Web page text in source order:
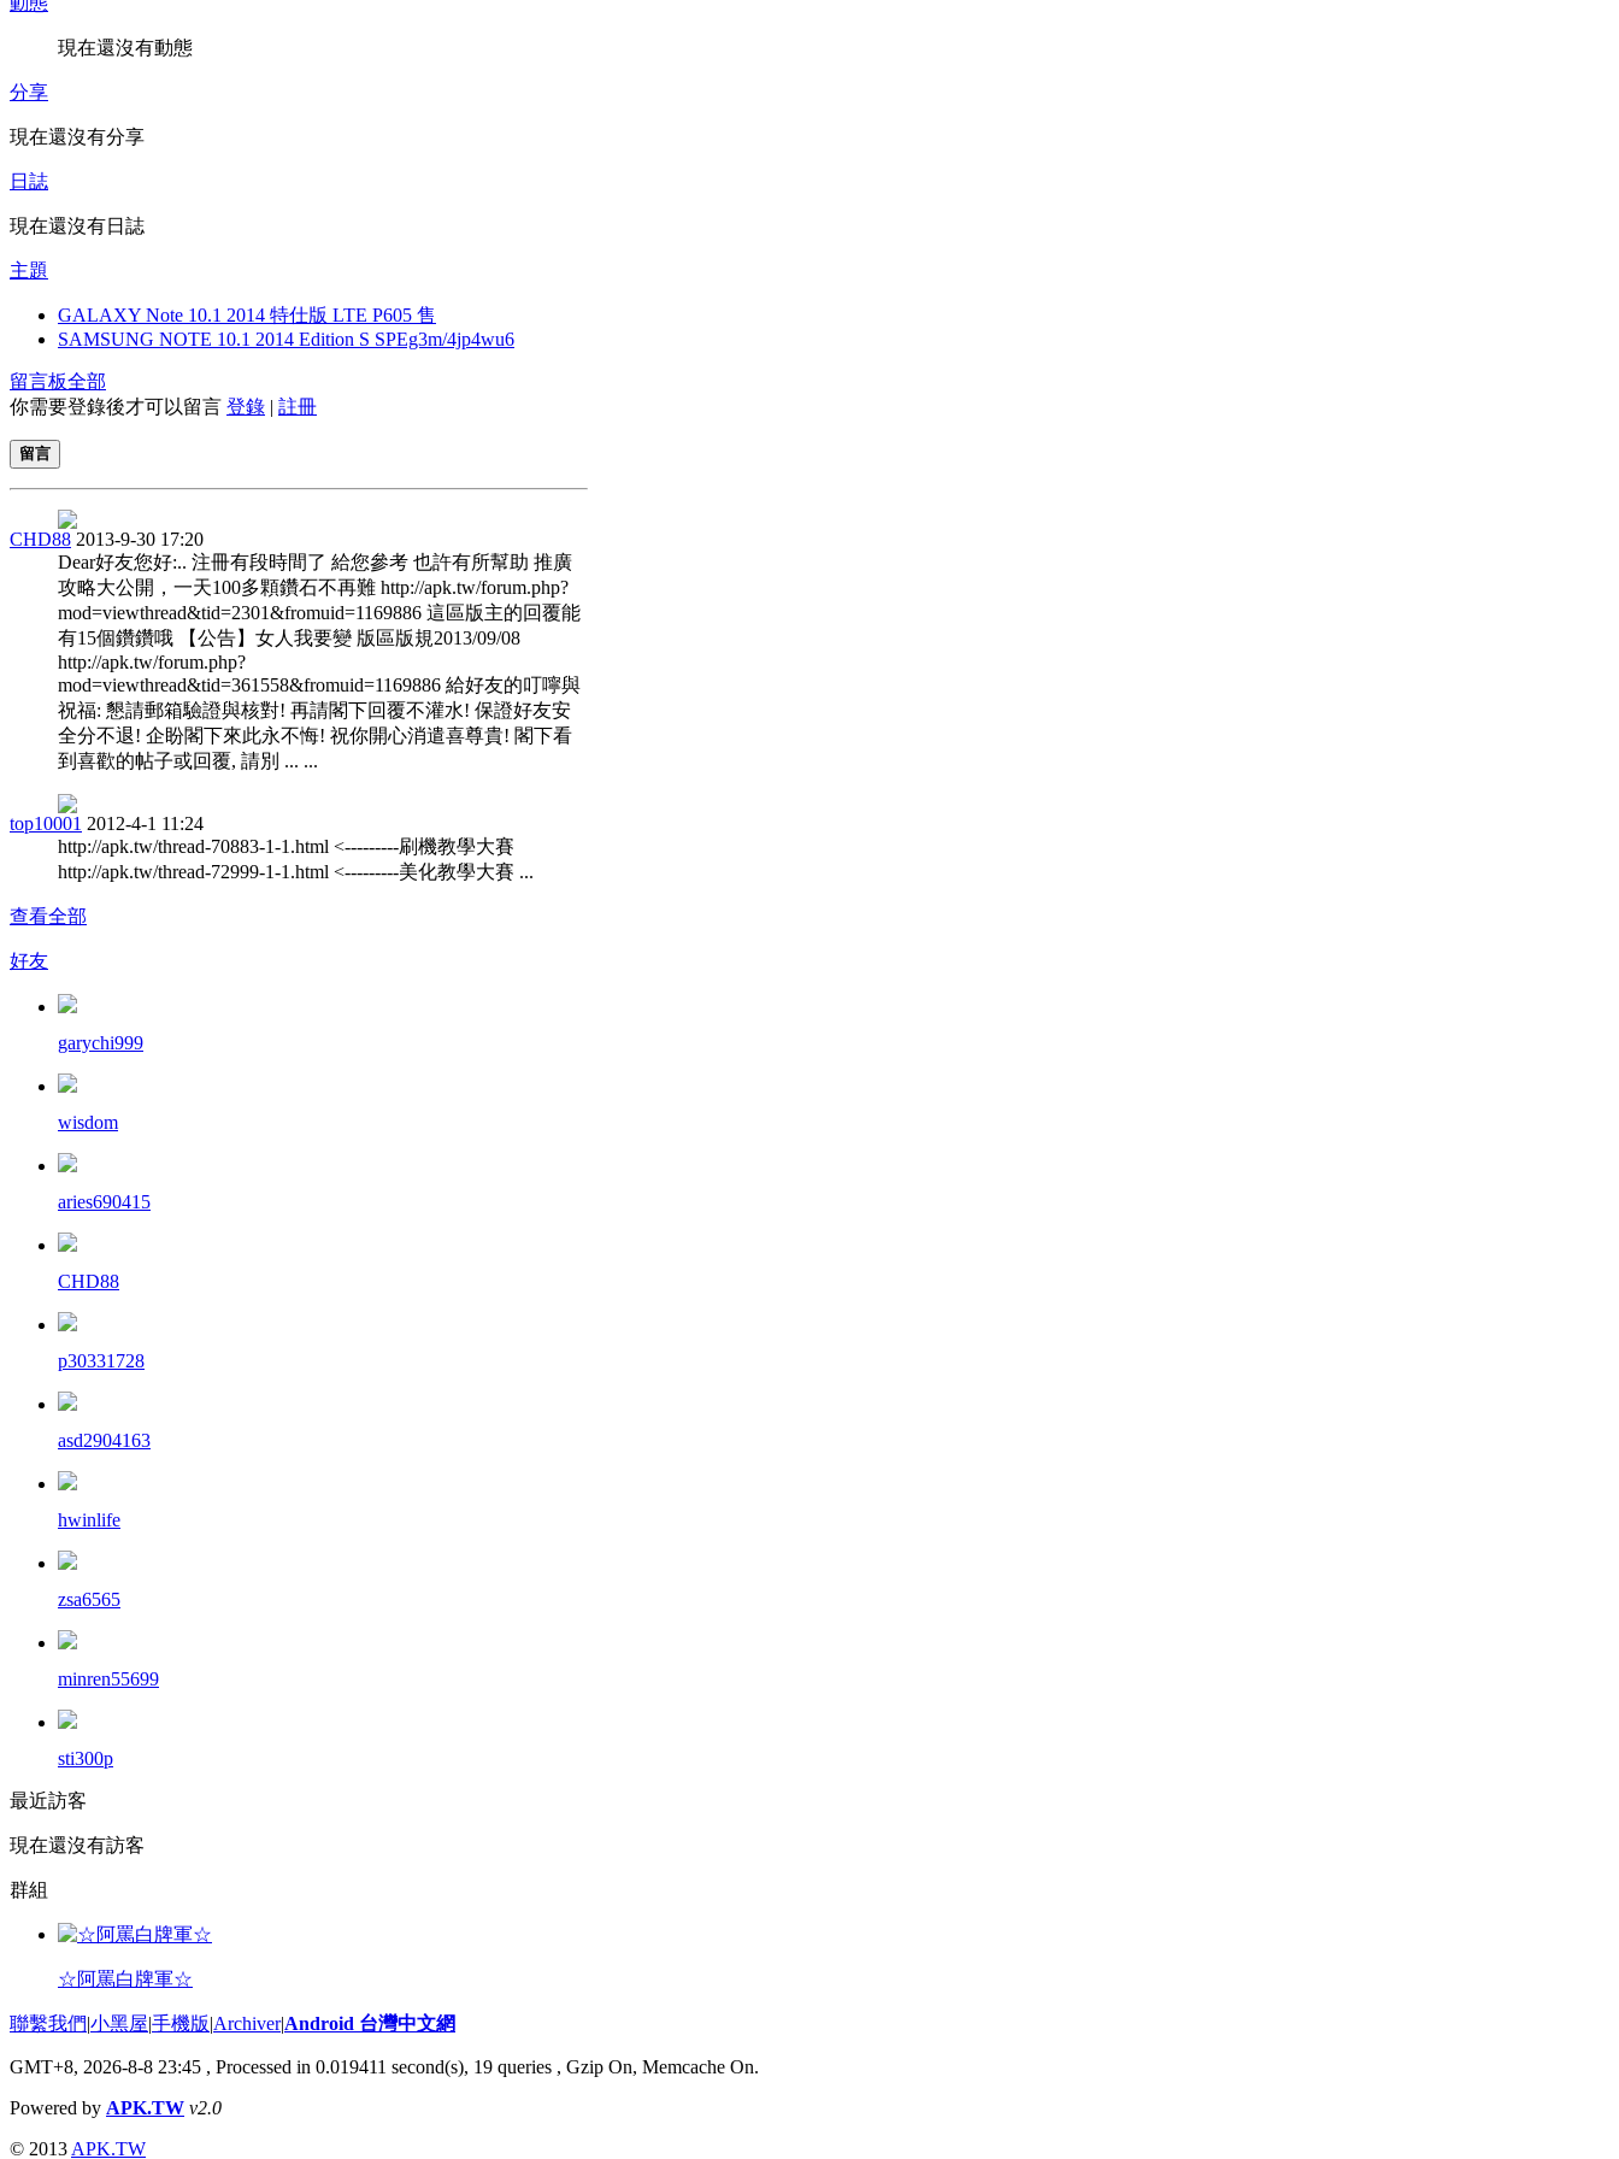
現在還沒有動態
分享
現在還沒有分享
日誌
現在還沒有日誌
主題
GALAXY Note 10.1 2014 特仕版 LTE P605 售
SAMSUNG NOTE 10.1 2014 Edition S SPEg3m/4jp4wu6
留言板全部
你需要登錄後才可以留言 登錄 | 註冊
留言
CHD88 2013-9-30 17:20
Dear好友您好:.. 注冊有段時間了 給您參考 也許有所幫助 推廣
攻略大公開，一天100多顆鑽石不再難 http://apk.tw/forum.php?
mod=viewthread&tid=2301&fromuid=1169886 這區版主的回覆能
有15個鑽鑽哦 【公告】女人我要變 版區版規2013/09/08
http://apk.tw/forum.php?
mod=viewthread&tid=361558&fromuid=1169886 給好友的叮嚀與
祝福: 懇請郵箱驗證與核對! 再請閣下回覆不灌水! 保證好友安
全分不退! 企盼閣下來此永不悔! 祝你開心消遣喜尊貴! 閣下看
到喜歡的帖子或回覆, 請別 ... ...
top10001 2012-4-1 11:24
http://apk.tw/thread-70883-1-1.html <---------刷機教學大賽
http://apk.tw/thread-72999-1-1.html <---------美化教學大賽 ...
查看全部
好友
garychi999
wisdom
aries690415
CHD88
p30331728
asd2904163
hwinlife
zsa6565
minren55699
sti300p
最近訪客
現在還沒有訪客
群組
☆阿罵白牌軍☆
聯繫我們|小黑屋|手機版|Archiver|Android 台灣中文網
GMT+8, 2026-8-8 23:45 , Processed in 0.019411 second(s), 19 queries , Gzip On, Memcache On.
Powered by APK.TW v2.0
© 2013 APK.TW